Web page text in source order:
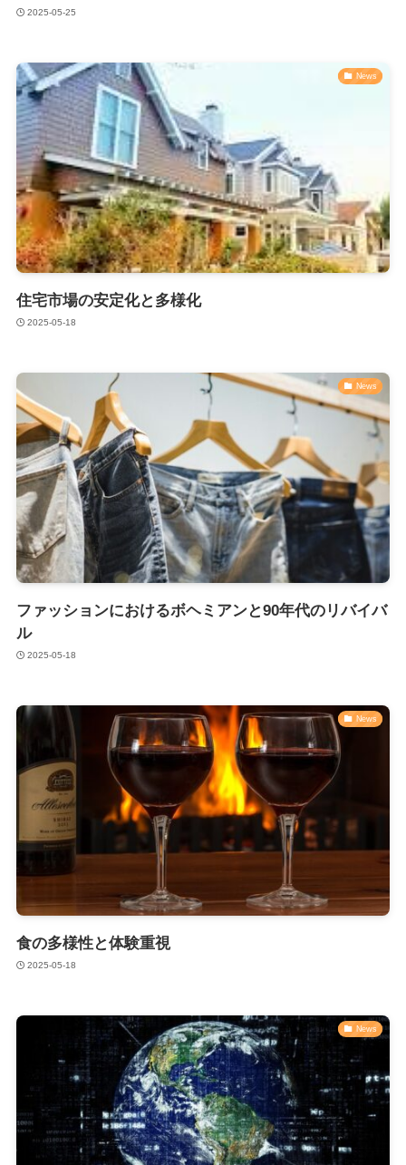
2025-05-25
News
住宅市場の安定化と多様化
2025-05-18
News
ファッションにおけるボヘミアンと90年代のリバイバ
ル
2025-05-18
News
食の多様性と体験重視
2025-05-18
News